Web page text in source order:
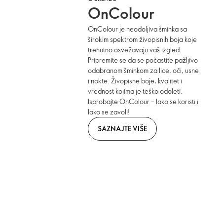
OnColour
OnColour je neodoljiva šminka sa
širokim spektrom živopisnih boja koje
trenutno osvežavaju vaš izgled.
Pripremite se da se počastite pažljivo
odabranom šminkom za lice, oči, usne
i nokte. Živopisne boje, kvalitet i
vrednost kojima je teško odoleti.
Isprobajte OnColour – lako se koristi i
lako se zavoli!
SAZNAJTE VIŠE